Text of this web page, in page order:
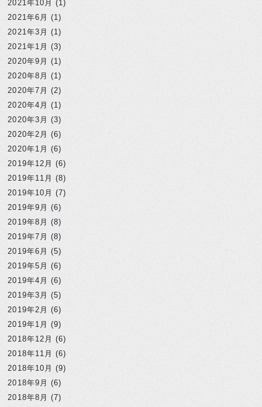
2021年10月 (1)
2021年6月 (1)
2021年3月 (1)
2021年1月 (3)
2020年9月 (1)
2020年8月 (1)
2020年7月 (2)
2020年4月 (1)
2020年3月 (3)
2020年2月 (6)
2020年1月 (6)
2019年12月 (6)
2019年11月 (8)
2019年10月 (7)
2019年9月 (6)
2019年8月 (8)
2019年7月 (8)
2019年6月 (5)
2019年5月 (6)
2019年4月 (6)
2019年3月 (5)
2019年2月 (6)
2019年1月 (9)
2018年12月 (6)
2018年11月 (6)
2018年10月 (9)
2018年9月 (6)
2018年8月 (7)